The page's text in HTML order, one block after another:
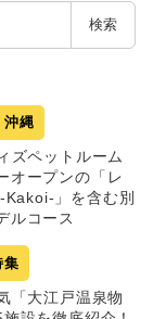
検索
沖縄
ズペットルーム
オープンの「レ
」を含む別
ルコース
集
「大江戸温泉物